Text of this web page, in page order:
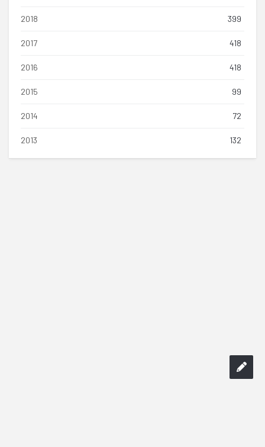
2018 399
2017 418
2016 418
2015 99
2014 72
2013 132